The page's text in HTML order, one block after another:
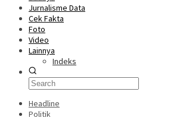
Jurnalisme Data
Cek Fakta
Foto
Video
Lainnya
Indeks
Headline
Politik